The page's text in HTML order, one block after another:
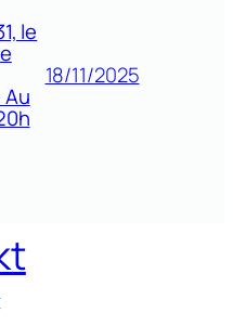
le
18/11/2025